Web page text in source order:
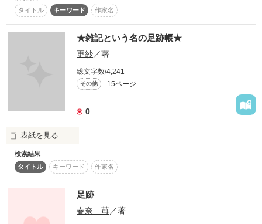
   読むことをｵｽｽﾒします
ｷﾐの涙は無駄にはならなかったよ。
Ａ『生きる⇔　　　　　　』
と考えていると
爺さんは笑った。
だったのに
「ペアリングを外して」
タイトル
キーワード 作家名
★雑記という名の足跡帳★
更紗／著
総文字数/4,241
その他 15ページ
0
表紙を見る
作ってみました足跡帳★
感想じゃないけどちょこっと用事があるよ、という方、
どうぞ気軽に足跡残して行って下さいね♪
検索結果
タイトル
キーワード 作家名
足跡
春奈 苺／著